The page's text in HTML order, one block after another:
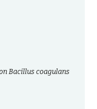
Bacillus coagulans